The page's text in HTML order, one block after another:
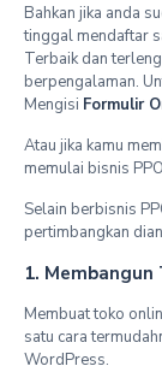
Bahkan jika anda
tinggal mendaftar
Terbaik dan
berpengalaman.
Mengisi Formulir
Atau jika kamu
memulai bisnis
Selain berbisnis
pertimbangkan
1. Membangun
Membuat toko
satu cara
WordPress.